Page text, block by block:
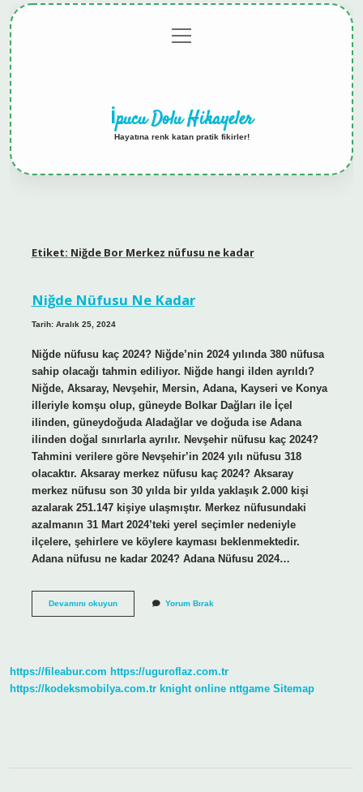
menüyü
aç
İpucu Dolu Hikayeler
Hayatına renk katan pratik fikirler!
Etiket: Niğde Bor Merkez nüfusu ne kadar
Niğde Nüfusu Ne Kadar
Tarih: Aralık 25, 2024
Niğde nüfusu kaç 2024? Niğde’nin 2024 yılında 380 nüfusa
sahip olacağı tahmin ediliyor. Niğde hangi ilden ayrıldı?
Niğde, Aksaray, Nevşehir, Mersin, Adana, Kayseri ve Konya
illeriyle komşu olup, güneyde Bolkar Dağları ile İçel
ilinden, güneydoğuda Aladağlar ve doğuda ise Adana
ilinden doğal sınırlarla ayrılır. Nevşehir nüfusu kaç 2024?
Tahmini verilere göre Nevşehir’in 2024 yılı nüfusu 318
olacaktır. Aksaray merkez nüfusu kaç 2024? Aksaray
merkez nüfusu son 30 yılda bir yılda yaklaşık 2.000 kişi
azalarak 251.147 kişiye ulaşmıştır. Merkez nüfusundaki
azalmanın 31 Mart 2024’teki yerel seçimler nedeniyle
ilçelere, şehirlere ve köylere kayması beklenmektedir.
Adana nüfusu ne kadar 2024? Adana Nüfusu 2024…
Devamını okuyunNiğde
Yorum Bırak
https://fileabur.com https://uguroflaz.com.tr
https://kodeksmobilya.com.tr knight online nttgame Sitemap